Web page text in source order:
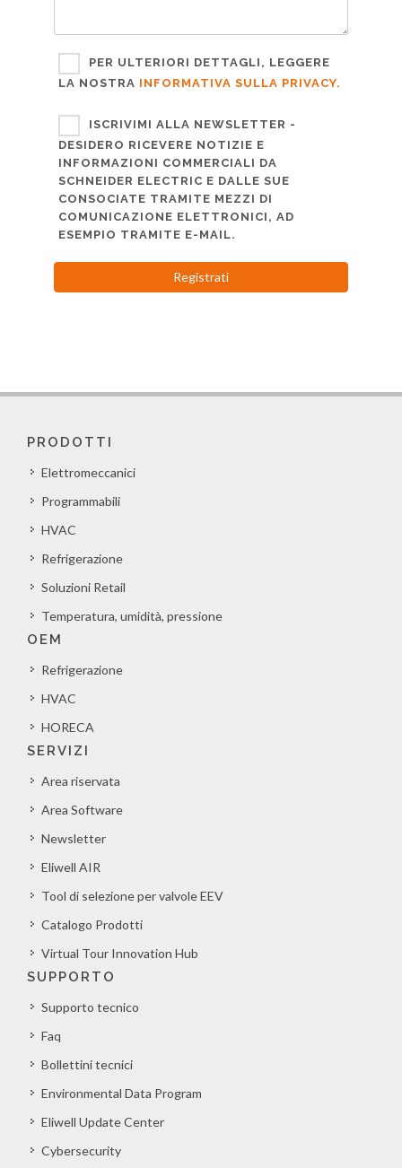
PER ULTERIORI DETTAGLI, LEGGERE
LA NOSTRA INFORMATIVA SULLA PRIVACY.
ISCRIVIMI ALLA NEWSLETTER -
DESIDERO RICEVERE NOTIZIE E
INFORMAZIONI COMMERCIALI DA
SCHNEIDER ELECTRIC E DALLE SUE
CONSOCIATE TRAMITE MEZZI DI
COMUNICAZIONE ELETTRONICI, AD
ESEMPIO TRAMITE E-MAIL.
Registrati
PRODOTTI
Elettromeccanici
Programmabili
HVAC
Refrigerazione
Soluzioni Retail
Temperatura, umidità, pressione
OEM
Refrigerazione
HVAC
HORECA
SERVIZI
Area riservata
Area Software
Newsletter
Eliwell AIR
Tool di selezione per valvole EEV
Catalogo Prodotti
Virtual Tour Innovation Hub
SUPPORTO
Supporto tecnico
Faq
Bollettini tecnici
Environmental Data Program
Eliwell Update Center
Cybersecurity